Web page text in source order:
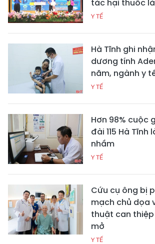
tác hại thuốc lá
Y TẾ
Hà Tĩnh ghi
dương tính
năm, ngành y
Y TẾ
Hơn 98% cuộc
đài 115 Hà Tĩnh
nhầm
Y TẾ
Cứu cụ ông bị
mạch chủ dọa
thuật can
mở
Y TẾ